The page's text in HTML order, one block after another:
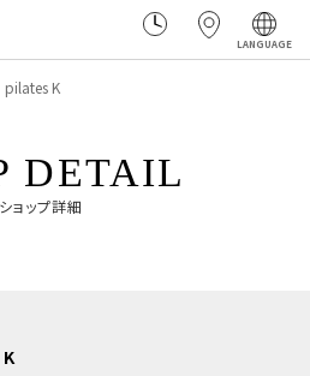
LANGUAGE
pilates K
DETAIL
ショップ詳細